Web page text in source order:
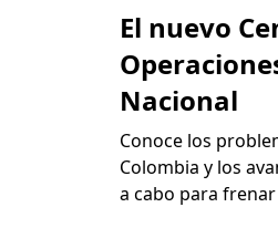
El nuevo
Nacional
Conoce los
Colombia y los
a cabo para